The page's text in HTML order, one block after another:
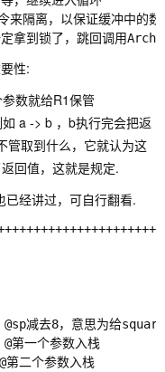
性:
数就给R1保管
a -> b ，b执行完会把返
管取到什么，它就认为这
回值，这就是规定.
经讲过，可自行翻看.
减去8，意思为给square
一个参数入栈
二个参数入栈